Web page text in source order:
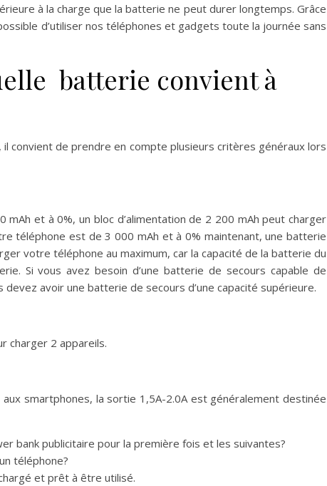
à la charge que la batterie ne peut durer longtemps. Grâce
d’utiliser nos téléphones et gadgets toute la journée sans
batterie convient à
convient de prendre en compte plusieurs critères généraux lors
et à 0%, un bloc d’alimentation de 2 200 mAh peut charger
téléphone est de 3 000 mAh et à 0% maintenant, une batterie
votre téléphone au maximum, car la capacité de la batterie du
Si vous avez besoin d’une batterie de secours capable de
avoir une batterie de secours d’une capacité supérieure.
charger 2 appareils.
smartphones, la sortie 1,5A-2.0A est généralement destinée
bank publicitaire pour la première fois et les suivantes?
téléphone?
et prêt à être utilisé.